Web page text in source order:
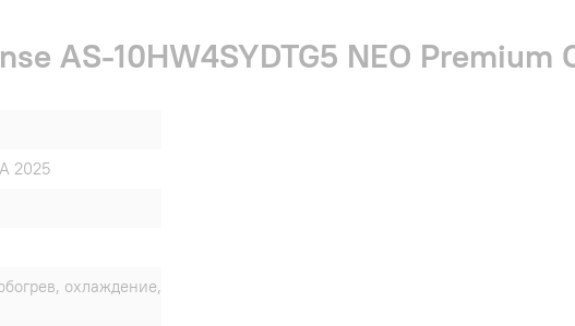
AS-10HW4SYDTG5 NEO
2025
охлаждение,